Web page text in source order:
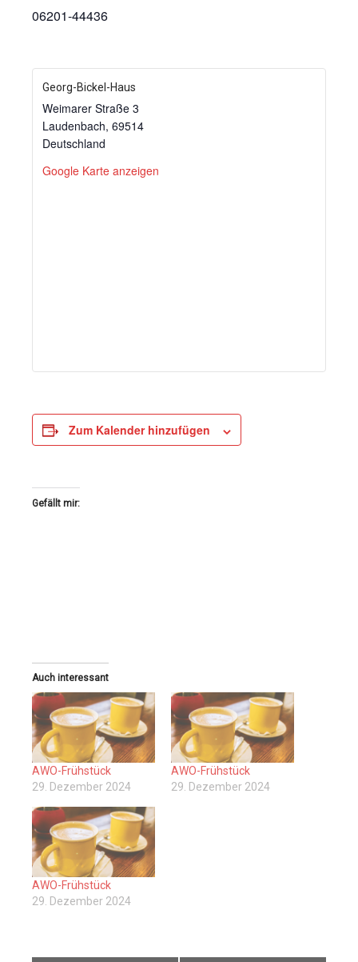
06201-44436
Georg-Bickel-Haus
Weimarer Straße 3
Laudenbach, 69514
Deutschland
Google Karte anzeigen
Zum Kalender hinzufügen
Gefällt mir:
Auch interessant
AWO-Frühstück
29. Dezember 2024
AWO-Frühstück
29. Dezember 2024
AWO-Frühstück
29. Dezember 2024